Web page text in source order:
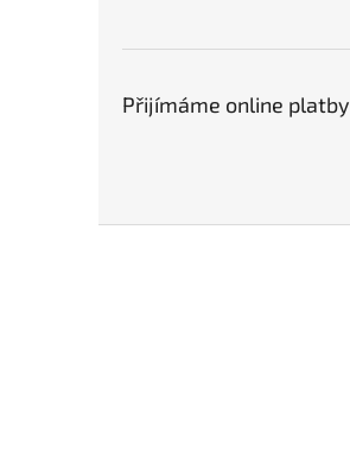
Přijímáme online platby